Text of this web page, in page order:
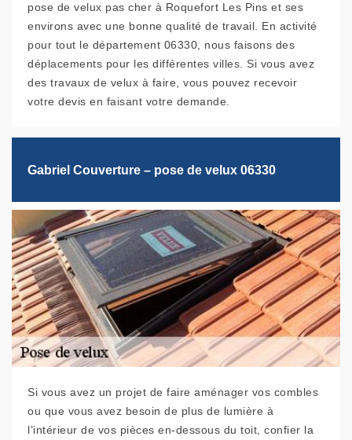
pose de velux pas cher à Roquefort Les Pins et ses
environs avec une bonne qualité de travail. En activité
pour tout le département 06330, nous faisons des
déplacements pour les différentes villes. Si vous avez
des travaux de velux à faire, vous pouvez recevoir
votre devis en faisant votre demande.
Gabriel Couverture – pose de velux 06330
Si vous avez un projet de faire aménager vos combles
ou que vous avez besoin de plus de lumière à
l’intérieur de vos pièces en-dessous du toit, confier la